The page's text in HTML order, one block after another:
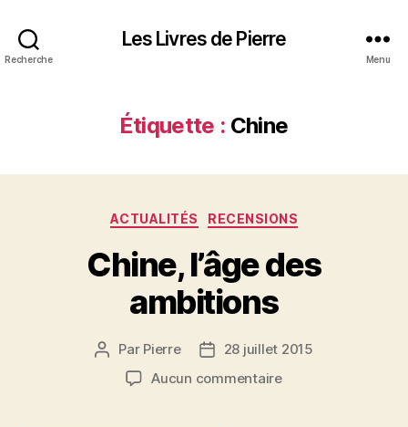
Recherche
Les Livres de Pierre
Menu
Étiquette : Chine
Catégories
ACTUALITÉS RECENSIONS
Chine, l’âge des
ambitions
Auteur
l’article
Par Pierre
Date28 juillet 2015
Aucun commentairesur